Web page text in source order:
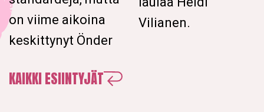
on viime aikoina
keskittynyt Önder
Vilianen.
KAIKKI ESIINTYJÄT